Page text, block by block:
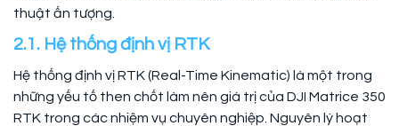
thuật ấn tượng.
2.1. Hệ thống định vị RTK
Hệ thống định vị RTK (Real-Time Kinematic) là một trong
những yếu tố then chốt làm nên giá trị của DJI Matrice 350
RTK trong các nhiệm vụ chuyên nghiệp. Nguyên lý hoạt